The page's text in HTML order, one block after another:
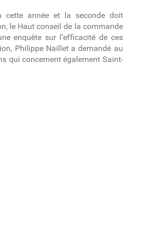
cette année et la seconde doit
le Haut conseil de la commande
enquête sur l’efficacité de ces
Philippe Naillet a demandé au
qui concernent également Saint-